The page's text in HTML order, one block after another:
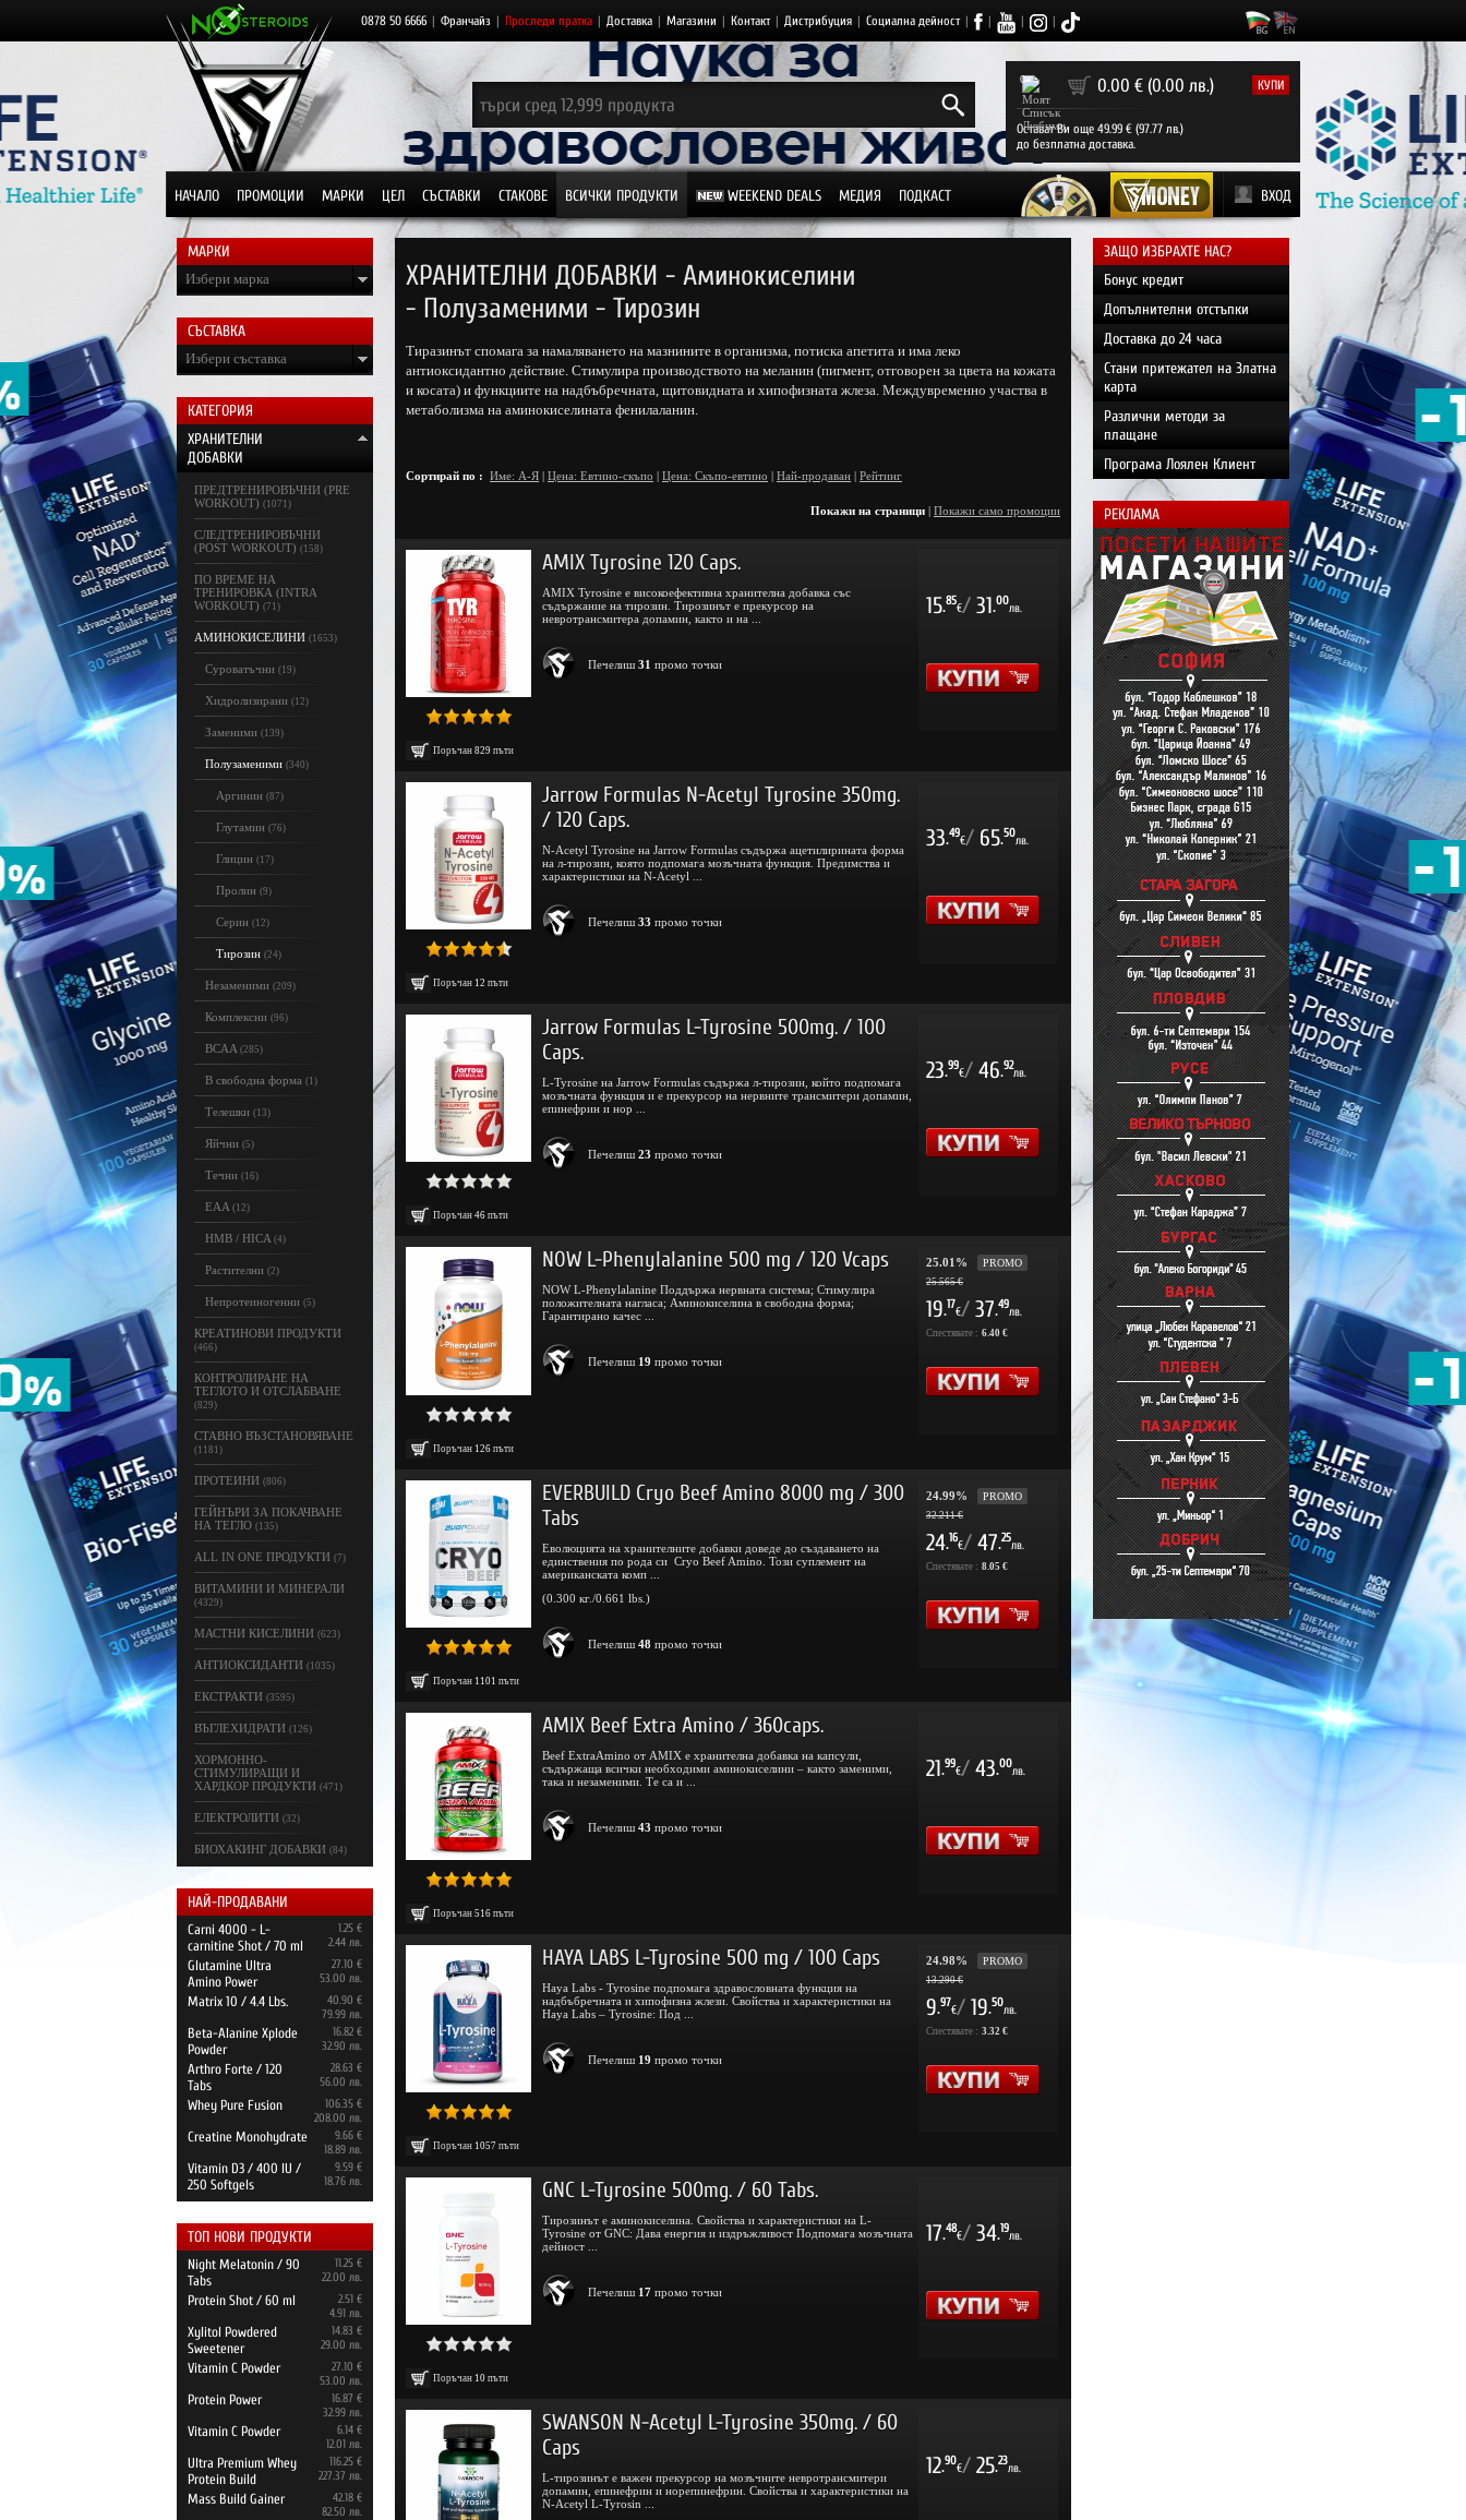
0878 50 6666 | Франчайз | Проследи пратка | Доставка | Магазини | Контакт | Дистрибуция | Социална дейност | | | |
0 0.00 € (0.00 лв.) КУПИ
Остават Ви още 49.99 € (97.77 лв.)
до безплатна доставка.
НАЧАЛО ПРОМОЦИИ МАРКИ ЦЕЛ СЪСТАВКИ СТАКОВЕ ВСИЧКИ ПРОДУКТИ WEEKEND DEALS МЕДИЯ ПОДКАСТ ВХОД
МАРКИ
Избери марка
СЪСТАВКА
Избери съставка
КАТЕГОРИЯ
ХРАНИТЕЛНИ
ДОБАВКИ
ПРЕДТРЕНИРОВЪЧНИ (PRE
WORKOUT) (1071)
СЛЕДТРЕНИРОВЪЧНИ
(POST WORKOUT) (158)
ПО ВРЕМЕ НА
ТРЕНИРОВКА (INTRA
WORKOUT) (71)
АМИНОКИСЕЛИНИ (1653)
Суроватъчни (19)
Хидролизирани (12)
Заменими (139)
Полузаменими (340)
Аргинин (87)
Глутамин (76)
Глицин (17)
Пролин (9)
Серин (12)
Тирозин (24)
Незаменими (209)
Комплексни (96)
BCAA (285)
В свободна форма (1)
Телешки (13)
Яйчни (5)
Течни (16)
EAA (12)
HMB / HICA (4)
Растителни (2)
Непротеиногенни (5)
КРЕАТИНОВИ ПРОДУКТИ
(466)
КОНТРОЛИРАНЕ НА
ТЕГЛОТО И ОТСЛАБВАНЕ
(829)
СТАВНО ВЪЗСТАНОВЯВАНЕ
(1181)
ПРОТЕИНИ (806)
ГЕЙНЪРИ ЗА ПОКАЧВАНЕ
НА ТЕГЛО (135)
ALL IN ONE ПРОДУКТИ (7)
ВИТАМИНИ И МИНЕРАЛИ
(4329)
МАСТНИ КИСЕЛИНИ (623)
АНТИОКСИДАНТИ (1035)
ЕКСТРАКТИ (3595)
ВЪГЛЕХИДРАТИ (126)
ХОРМОННО-
СТИМУЛИРАЩИ И
ХАРДКОР ПРОДУКТИ (471)
ЕЛЕКТРОЛИТИ (32)
БИОХАКИНГ ДОБАВКИ (84)
НАЙ-ПРОДАВАНИ
Carni 4000 - L-
carnitine Shot / 70 ml
1.25 €
2.44 лв.
Glutamine Ultra
Amino Power
27.10 €
53.00 лв.
Matrix 10 / 4.4 Lbs.
40.90 €
79.99 лв.
Beta-Alanine Xplode
Powder
16.82 €
32.90 лв.
Arthro Forte / 120
Tabs
28.63 €
56.00 лв.
Whey Pure Fusion
106.35 €
208.00 лв.
Creatine Monohydrate
9.66 €
18.89 лв.
Vitamin D3 / 400 IU /
250 Softgels
9.59 €
18.76 лв.
ТОП НОВИ ПРОДУКТИ
Night Melatonin / 90
Tabs
11.25 €
22.00 лв.
Protein Shot / 60 ml
2.51 €
4.91 лв.
Xylitol Powdered
Sweetener
14.83 €
29.00 лв.
Vitamin C Powder
27.10 €
53.00 лв.
Protein Power
16.87 €
32.99 лв.
Vitamin C Powder
6.14 €
12.01 лв.
Ultra Premium Whey
Protein Build
116.25 €
227.37 лв.
Mass Build Gainer
42.18 €
82.50 лв.
ХРАНИТЕЛНИ ДОБАВКИ - Аминокиселини
- Полузаменими - Тирозин
Тиразинът спомага за намаляването на мазнините в организма, потиска апетита и има леко
антиоксидантно действие. Стимулира производството на меланин (пигмент, отговорен за цвета на кожата
и косата) и функциите на надбъбречната, щитовидната и хипофизната жлеза. Междувременно участва в
метаболизма на аминокиселината фенилаланин.
Сортирай по : Име: А-Я | Цена: Евтино-скъпо | Цена: Скъпо-евтино | Най-продаван | Рейтинг
Покажи на страници | Покажи само промоции
Поръчан 829 пъти
AMIX Tyrosine 120 Caps.
AMIX Tyrosine е високоефективна хранителна добавка със
съдържание на тирозин. Тирозинът е прекурсор на
невротрансмитера допамин, както и на ...
Печелиш 31 промо точки
15.85
€/ 31.00
лв.
Поръчан 12 пъти
Jarrow Formulas N-Acetyl Tyrosine 350mg.
/ 120 Caps.
N-Acetyl Tyrosine на Jarrow Formulas съдържа ацетилирината форма
на л-тирозин, която подпомага мозъчната функция. Предимства и
характеристики на N-Acetyl ...
Печелиш 33 промо точки
33.49
€/ 65.50
лв.
Поръчан 46 пъти
Jarrow Formulas L-Tyrosine 500mg. / 100
Caps.
L-Tyrosine на Jarrow Formulas съдържа л-тирозин, който подпомага
мозъчната функция и е прекурсор на нервните трансмитери допамин,
епинефрин и нор ...
Печелиш 23 промо точки
23.99
€/ 46.92
лв.
Поръчан 126 пъти
NOW L-Phenylalanine 500 mg / 120 Vcaps
NOW L-Phenylalanine Поддържа нервната система; Стимулира
положителната нагласа; Аминокиселина в свободна форма;
Гарантирано качес ...
Печелиш 19 промо точки
25.01% PROMO
25.565 €
19.17
€/ 37.49
лв.
Спестявате : 6.40 €
Поръчан 1101 пъти
EVERBUILD Cryo Beef Amino 8000 mg / 300
Tabs
Еволюцията на хранителните добавки доведе до създаването на
единствения по рода си Cryo Beef Amino. Този суплемент на
американската комп ...
(0.300 кг./0.661 lbs.)
Печелиш 48 промо точки
24.99% PROMO
32.211 €
24.16
€/ 47.25
лв.
Спестявате : 8.05 €
Поръчан 516 пъти
AMIX Beef Extra Amino / 360caps.
Beef ExtraAmino от AMIX е хранителна добавка на капсули,
съдържаща всички необходими аминокиселини – както заменими,
така и незаменими. Те са и ...
Печелиш 43 промо точки
21.99
€/ 43.00
лв.
Поръчан 1057 пъти
HAYA LABS L-Tyrosine 500 mg / 100 Caps
Haya Labs - Tyrosine подпомага здравословната функция на
надбъбречната и хипофизна жлези. Свойства и характеристики на
Haya Labs – Tyrosine: Под ...
Печелиш 19 промо точки
24.98% PROMO
13.290 €
9.97
€/ 19.50
лв.
Спестявате : 3.32 €
Поръчан 10 пъти
GNC L-Tyrosine 500mg. / 60 Tabs.
Тирозинът е аминокиселина. Свойства и характеристики на L-
Tyrosine от GNC: Дава енергия и издръжливост Подпомага мозъчната
дейност ...
Печелиш 17 промо точки
17.48
€/ 34.19
лв.
SWANSON N-Acetyl L-Tyrosine 350mg. / 60
Caps
L-тирозинът е важен прекурсор на мозъчните невротрансмитери
допамин, епинефрин и норепинефрин. Свойства и характеристики на
N-Acetyl L-Tyrosin ...
12.90
€/ 25.23
лв.
ЗАЩО ИЗБРАХТЕ НАС?
Бонус кредит
Допълнителни отстъпки
Доставка до 24 часа
Стани притежател на Златна
карта
Различни методи за
плащане
Програма Лоялен Клиент
РЕКЛАМА